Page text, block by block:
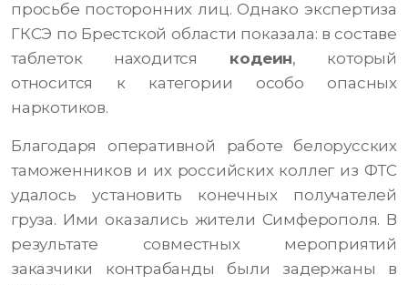
просьбе посторонних лиц. Однако экспертиза
ГКСЭ по Брестской области показала: в составе
таблеток находится кодеин, который
относится к категории особо опасных
наркотиков.
Благодаря оперативной работе белорусских
таможенников и их российских коллег из ФТС
удалось установить конечных получателей
груза. Ими оказались жители Симферополя. В
результате совместных мероприятий
заказчики контрабанды были задержаны в